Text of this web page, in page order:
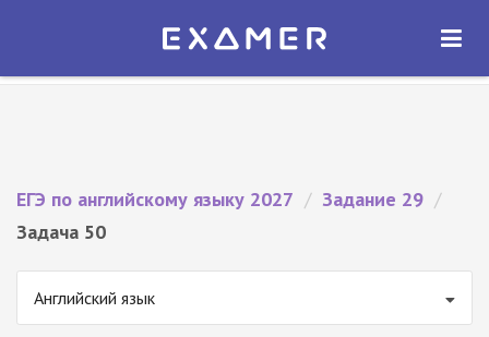
Экзамер — ЕГЭ 2027
ОТКРЫТЬ
ЕГЭ по английскому языку 2027 / Задание 29 /
Задача 50
Английский язык